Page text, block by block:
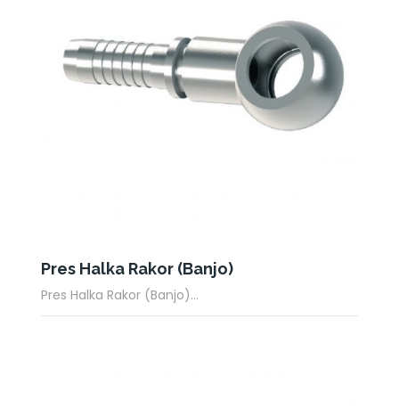
Pres Halka Rakor (Banjo)
Pres Halka Rakor (Banjo)...